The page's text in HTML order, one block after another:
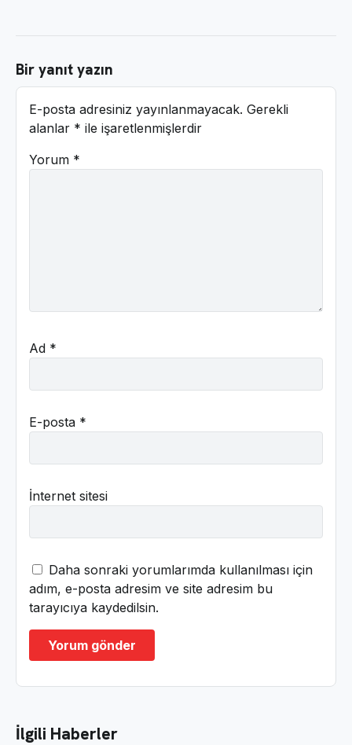
Bir yanıt yazın
E-posta adresiniz yayınlanmayacak. Gerekli
alanlar * ile işaretlenmişlerdir
Yorum *
Ad *
E-posta *
İnternet sitesi
Daha sonraki yorumlarımda kullanılması için
adım, e-posta adresim ve site adresim bu
tarayıcıya kaydedilsin.
İlgili Haberler